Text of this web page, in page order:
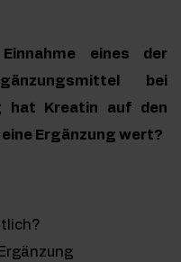
eines der
bei
hat Kreatin auf den
Ergänzung wert?